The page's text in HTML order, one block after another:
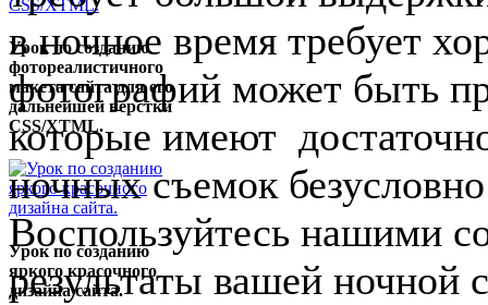
Урок по созданию
фотореалистичного
макета сайта для его
дальнейшей верстки
CSS/XTML.
Урок по созданию
яркого красочного
дизайна сайта.
в ночное время требует
фотографий может быть
которые имеют
ночных съемок
Воспользуйтесь нашими
результаты вашей ночной